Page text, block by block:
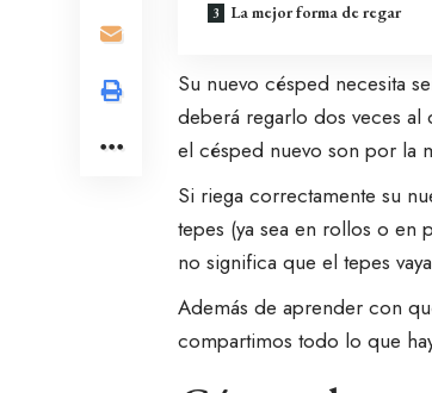
La mejor forma de regar
Su nuevo césped necesita
deberá regarlo dos veces al
el césped nuevo son por la
Si riega correctamente su
tepes (ya seaen rollos o en
no significa que el tepes
Además de aprender con
compartimos todo lo que